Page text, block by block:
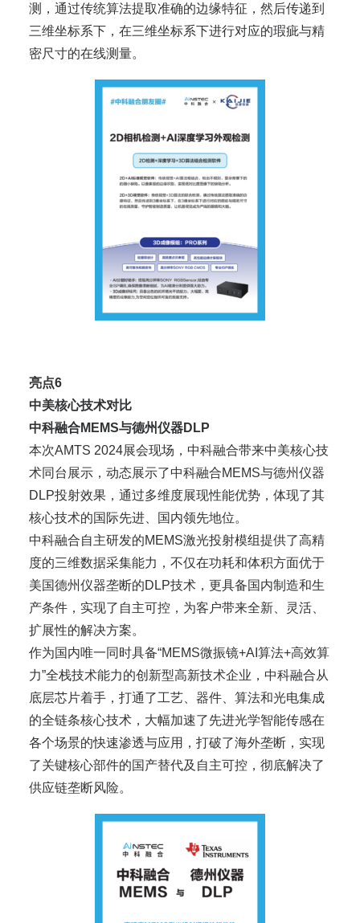
测，通过传统算法提取准确的边缘特征，然后传递到
三维坐标系下，在三维坐标系下进行对应的瑕疵与精
密尺寸的在线测量。
亮点6
中美核心技术对比
中科融合MEMS与德州仪器DLP
本次AMTS 2024展会现场，中科融合带来中美核心技
术同台展示，动态展示了中科融合MEMS与德州仪器
DLP投射效果，通过多维度展现性能优势，体现了其
核心技术的国际先进、国内领先地位。
中科融合自主研发的MEMS激光投射模组提供了高精
度的三维数据采集能力，不仅在功耗和体积方面优于
美国德州仪器垄断的DLP技术，更具备国内制造和生
产条件，实现了自主可控，为客户带来全新、灵活、
扩展性的解决方案。
作为国内唯一同时具备“MEMS微振镜+AI算法+高效算
力”全栈技术能力的创新型高新技术企业，中科融合从
底层芯片着手，打通了工艺、器件、算法和光电集成
的全链条核心技术，大幅加速了先进光学智能传感在
各个场景的快速渗透与应用，打破了海外垄断，实现
了关键核心部件的国产替代及自主可控，彻底解决了
供应链垄断风险。